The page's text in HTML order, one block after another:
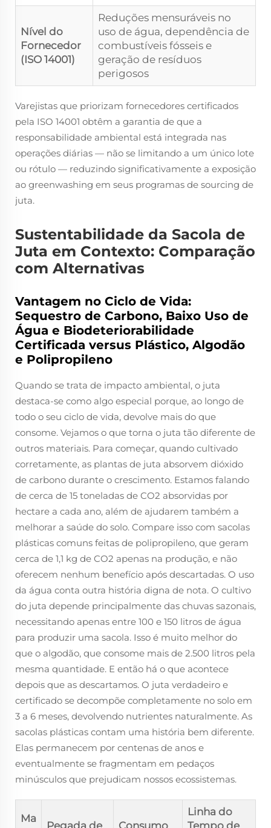
Nível do
Fornecedor
(ISO 14001)
Reduções mensuráveis no
uso de água, dependência de
combustíveis fósseis e
geração de resíduos
perigosos
Varejistas que priorizam fornecedores certificados
pela ISO 14001 obtêm a garantia de que a
responsabilidade ambiental está integrada nas
operações diárias — não se limitando a um único lote
ou rótulo — reduzindo significativamente a exposição
ao greenwashing em seus programas de sourcing de
juta.
Sustentabilidade da Sacola de
Juta em Contexto: Comparação
com Alternativas
Vantagem no Ciclo de Vida:
Sequestro de Carbono, Baixo Uso de
Água e Biodeteriorabilidade
Certificada versus Plástico, Algodão
e Polipropileno
Quando se trata de impacto ambiental, o juta
destaca-se como algo especial porque, ao longo de
todo o seu ciclo de vida, devolve mais do que
consome. Vejamos o que torna o juta tão diferente de
outros materiais. Para começar, quando cultivado
corretamente, as plantas de juta absorvem dióxido
de carbono durante o crescimento. Estamos falando
de cerca de 15 toneladas de CO2 absorvidas por
hectare a cada ano, além de ajudarem também a
melhorar a saúde do solo. Compare isso com sacolas
plásticas comuns feitas de polipropileno, que geram
cerca de 1,1 kg de CO2 apenas na produção, e não
oferecem nenhum benefício após descartadas. O uso
da água conta outra história digna de nota. O cultivo
do juta depende principalmente das chuvas sazonais,
necessitando apenas entre 100 e 150 litros de água
para produzir uma sacola. Isso é muito melhor do
que o algodão, que consome mais de 2.500 litros pela
mesma quantidade. E então há o que acontece
depois que as descartamos. O juta verdadeiro e
certificado se decompõe completamente no solo em
3 a 6 meses, devolvendo nutrientes naturalmente. As
sacolas plásticas contam uma história bem diferente.
Elas permanecem por centenas de anos e
eventualmente se fragmentam em pedaços
minúsculos que prejudicam nossos ecossistemas.
Ma
Pegada de Consumo
Linha do
Tempo de